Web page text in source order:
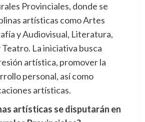
Provinciales, donde se
artísticas como Artes
y Audiovisual, Literatura,
La iniciativa busca
artística, promover la
personal, así como
artísticas.
artísticas se disputarán en